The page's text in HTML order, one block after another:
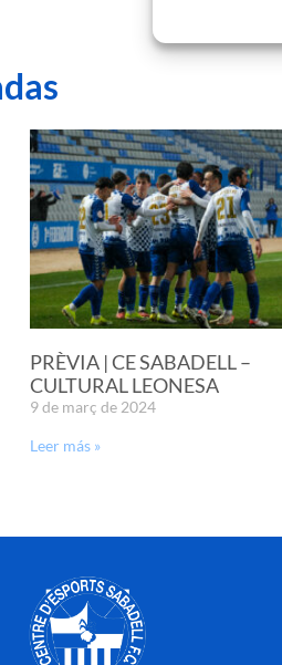
PRÈVIA | CE SABADELL –
CULTURAL LEONESA
9 de març de 2024
Leer más »